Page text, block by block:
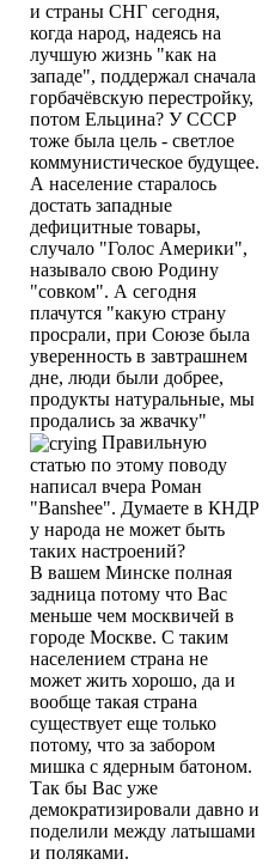
и страны СНГ сегодня,
когда народ, надеясь на
лучшую жизнь "как на
западе", поддержал сначала
горбачёвскую перестройку,
потом Ельцина? У СССР
тоже была цель - светлое
коммунистическое будущее.
А население старалось
достать западные
дефицитные товары,
случало "Голос Америки",
называло свою Родину
"совком". А сегодня
плачутся "какую страну
просрали, при Союзе была
уверенность в завтрашнем
дне, люди были добрее,
продукты натуральные, мы
продались за жвачку"
Правильную
статью по этому поводу
написал вчера Роман
"Banshee". Думаете в КНДР
у народа не может быть
таких настроений?
В вашем Минске полная
задница потому что Вас
меньше чем москвичей в
городе Москве. С таким
населением страна не
может жить хорошо, да и
вообще такая страна
существует еще только
потому, что за забором
мишка с ядерным батоном.
Так бы Вас уже
демократизировали давно и
поделили между латышами
и поляками.